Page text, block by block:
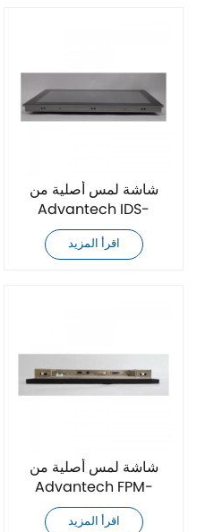
شاشة لمس أصلية من
Advantech IDS-
3217G-35SXA1E
اقرأ المزيد
شاشة لمس أصلية من
Advantech FPM-
5151G-R3BE
اقرأ المزيد